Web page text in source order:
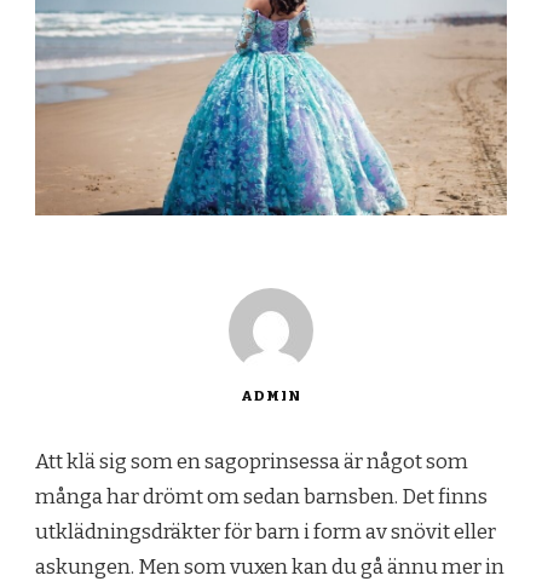
ADMIN
Att klä sig som en sagoprinsessa är något som
många har drömt om sedan barnsben. Det finns
utklädningsdräkter för barn i form av snövit eller
askungen. Men som vuxen kan du gå ännu mer in